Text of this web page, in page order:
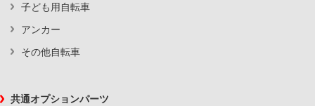
子ども用自転車
アンカー
その他自転車
共通オプションパーツ